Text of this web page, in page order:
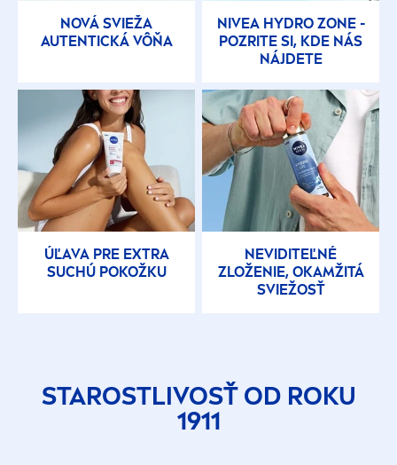
NOVÁ SVIEŽA
AUTENTICKÁ VÔŇA
NIVEA HYDROZONE -
POZRITE SI, KDE NÁS
NÁJDETE
ÚĽAVA PRE EXTRA
SUCHÚ POKOŽKU
NEVIDITEĽNÉ
ZLOŽENIE, OKAMŽITÁ
SVIEŽOSŤ
STAROSTLIVOSŤ OD ROKU
1911